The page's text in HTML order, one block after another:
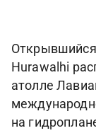
Открывшийся
Hurawalhi
атолле
на